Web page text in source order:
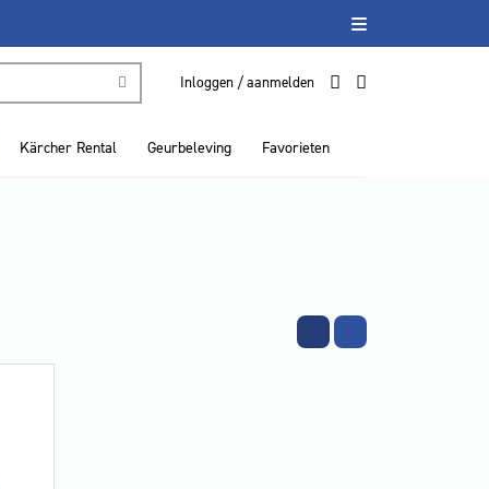
Inloggen / aanmelden
Kärcher Rental Geurbeleving Favorieten